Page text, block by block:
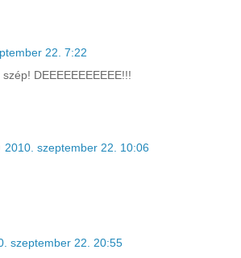
22. 7:22
DEEEEEEEEEEE!!!
2010. szeptember 22. 10:06
szeptember 22. 20:55